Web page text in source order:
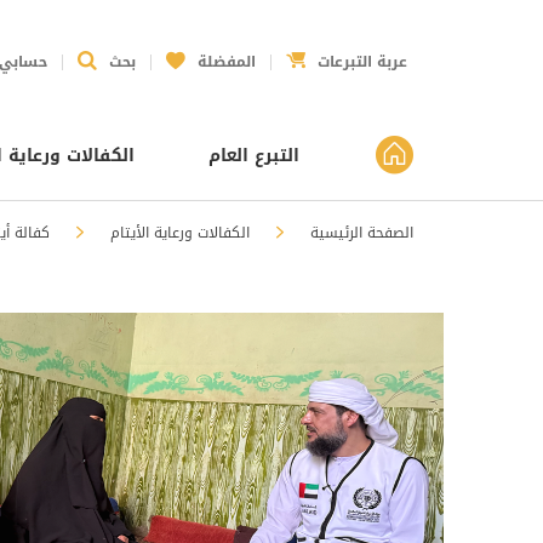
حسابي بحث المفضلة عربة التبرعات
التبرع العام الكفالات ورعاية
الصفحة الرئيسية الكفالات ورعاية الأيتام كفالة